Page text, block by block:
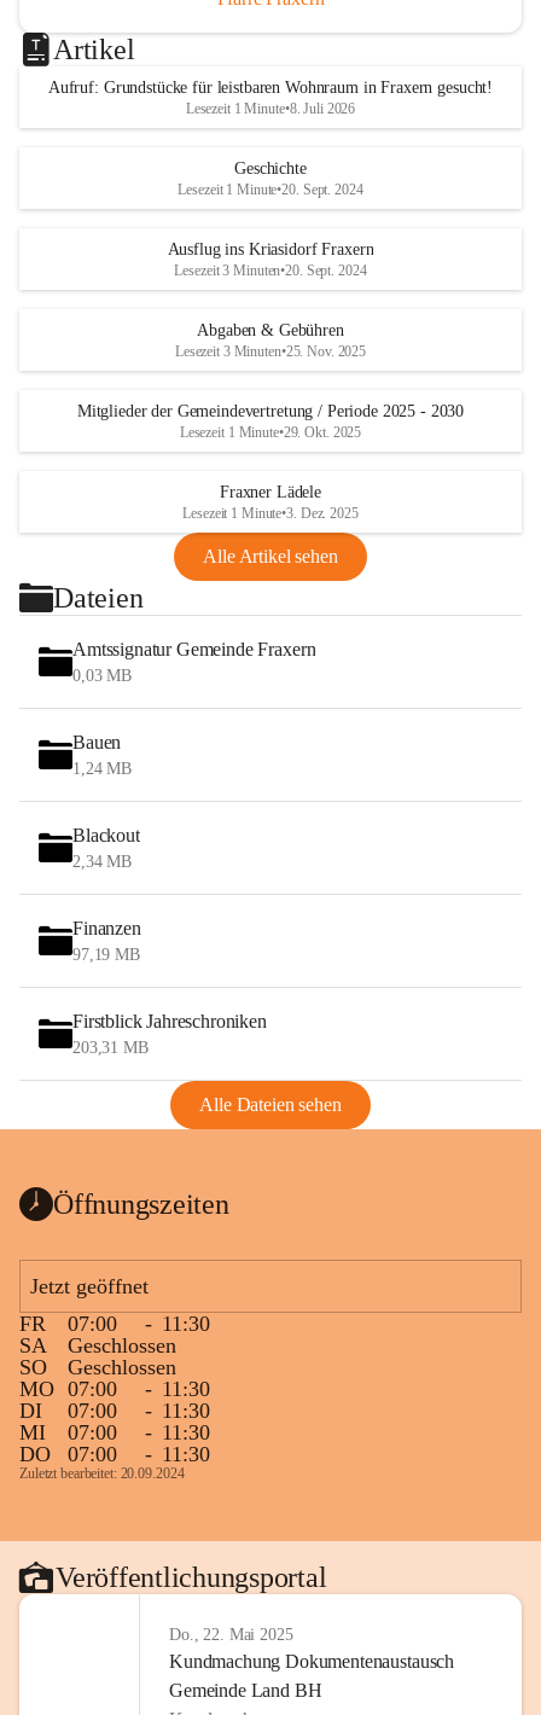
Artikel
Aufruf: Grundstücke für leistbaren Wohnraum in Fraxern gesucht!
Lesezeit 1 Minute•8. Juli 2026
Geschichte
Lesezeit 1 Minute•20. Sept. 2024
Ausflug ins Kriasidorf Fraxern
Lesezeit 3 Minuten•20. Sept. 2024
Abgaben & Gebühren
Lesezeit 3 Minuten•25. Nov. 2025
Mitglieder der Gemeindevertretung / Periode 2025 - 2030
Lesezeit 1 Minute•29. Okt. 2025
Fraxner Lädele
Lesezeit 1 Minute•3. Dez. 2025
Alle Artikel sehen
Dateien
Amtssignatur Gemeinde Fraxern
0,03 MB
Bauen
1,24 MB
Blackout
2,34 MB
Finanzen
97,19 MB
Firstblick Jahreschroniken
203,31 MB
Alle Dateien sehen
Öffnungszeiten
Jetzt geöffnet
FR
07:00 - 11:30
SA
Geschlossen
SO
Geschlossen
MO 07:00 - 11:30
DI
07:00 - 11:30
MI
07:00 - 11:30
DO
07:00 - 11:30
Zuletzt bearbeitet: 20.09.2024
Veröffentlichungsportal
Do., 22. Mai 2025
Kundmachung Dokumentenaustausch
Gemeinde Land BH